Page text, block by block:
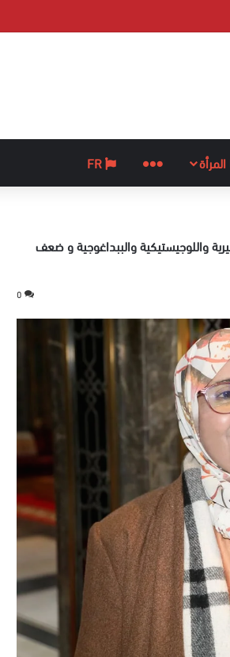
المزيد
واللوجيستيكية والببداغوجية و ضعف
0